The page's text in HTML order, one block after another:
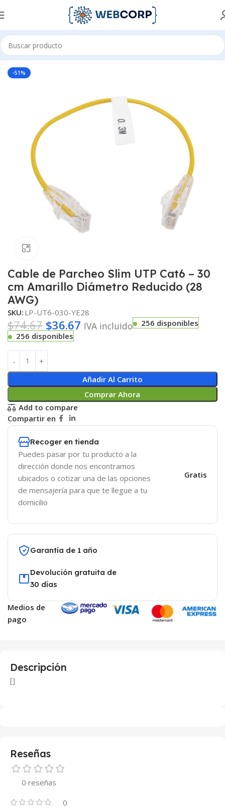
Inicio REDES CABLEADO ESTRUCTURADO PATCH CORD
-51%
Cable de Parcheo Slim UTP Cat6 – 30
cm Amarillo Diámetro Reducido (28
AWG)
SKU: LP-UT6-030-YE28
$74.67 $36.67 IVA incluido
256 disponibles
256 disponibles
Añadir Al Carrito
Comprar Ahora
Add to compare
Compartir en
Recoger en tienda
Puedes pasar por tu producto a la
dirección donde nos encontramos
ubicados o cotizar una de las opciones
de mensajería para que te llegue a tu
domicilio
Gratis
Garantía de 1 año
Devolución gratuita de
30 días
Medios de
pago
Descripción
[]
Reseñas
0 reseñas
0